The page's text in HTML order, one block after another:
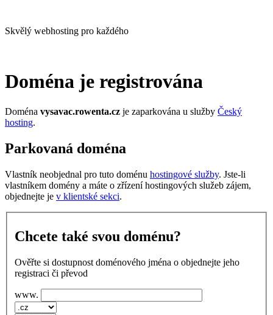
Skvělý webhosting pro každého
Doména je registrována
Doména vysavac.rowenta.cz je zaparkována u služby Český
hosting.
Parkovaná doména
Vlastník neobjednal pro tuto doménu hostingové služby. Jste-li
vlastníkem domény a máte o zřízení hostingových služeb zájem,
objednejte je v klientské sekci.
Chcete také svou doménu?
Ověřte si dostupnost doménového jména o objednejte jeho
registraci či převod
www.